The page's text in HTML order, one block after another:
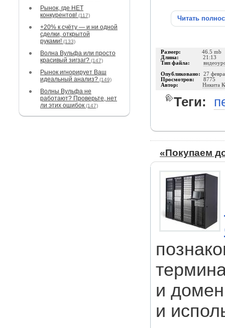
Рынок, где НЕТ
конкурентов! (117)
+20% к счёту — и ни одной
сделки, открытой
руками! (133)
Волна Вульфа или просто
красивый зигзаг? (147)
Рынок игнорирует Ваш
идеальный анализ? (149)
Волны Вульфа не
работают? Проверьте, нет
ли этих ошибок (147)
Читать
Размер: 46.5 mb
Длина: 21:13
Тип файла:
Опубликовано: 27
Просмотров: 8775
Автор: Никита
Теги:
«Покупаем
и
и